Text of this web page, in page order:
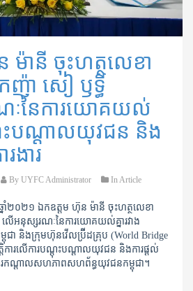
ម៉ានី ចុះហត្ថលេខា
ញ៉ា សៀ ឫទ្ធី
ៈនៃការយោគយល់
តុះបណ្តាលយុវជន និង
ងារ
By UYFC Administrator In Article
នាំ២០២១​ ឯកឧត្តម ​ហ៊ុន​ ម៉ានី ចុះហត្ថលេខា​
ើអនុស្សរណៈនៃការយោគយល់គ្នារវាង
ា និងក្រុមហ៊ុន​វើលប្រ៊ីដគ្រុប​​ ​(World Bridge
ការលើការបណ្តុះបណ្តាលយុវជន​ និងការផ្តល់
ារកណ្តាលសហភាពសហព័ន្ធយុវជនកម្ពុជា។​